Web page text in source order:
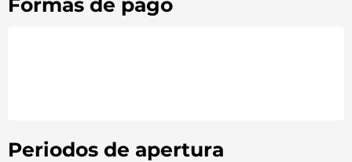
Periodos de apertura